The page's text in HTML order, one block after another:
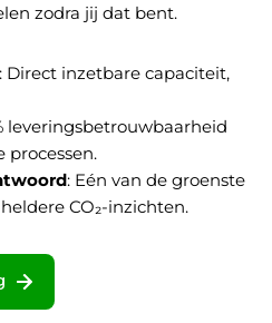
zodra jij dat bent.
: Direct inzetbare capaciteit,
leveringsbetrouwbaarheid
processen.
: Eén van de groenste
CO₂-inzichten.